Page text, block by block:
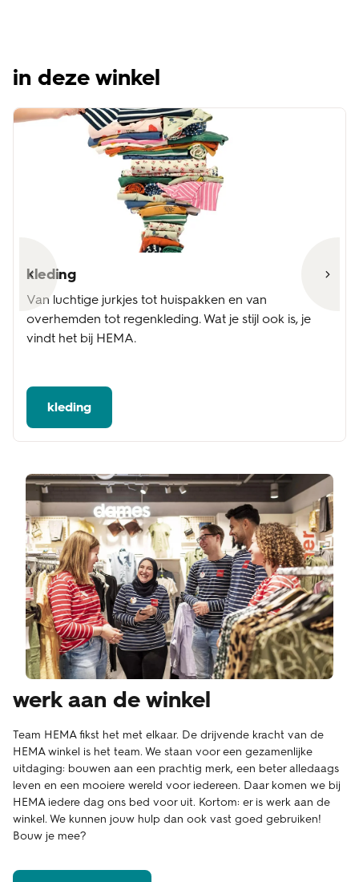
in deze winkel
kleding
Van luchtige jurkjes tot huispakken en van
overhemden tot regenkleding. Wat je stijl ook is, je
vindt het bij HEMA.
kleding
werk aan de winkel
Team HEMA fikst het met elkaar. De drijvende kracht van de
HEMA winkel is het team. We staan voor een gezamenlijke
uitdaging: bouwen aan een prachtig merk, een beter alledaags
leven en een mooiere wereld voor iedereen. Daar komen we bij
HEMA iedere dag ons bed voor uit. Kortom: er is werk aan de
winkel. We kunnen jouw hulp dan ook vast goed gebruiken!
Bouw je mee?